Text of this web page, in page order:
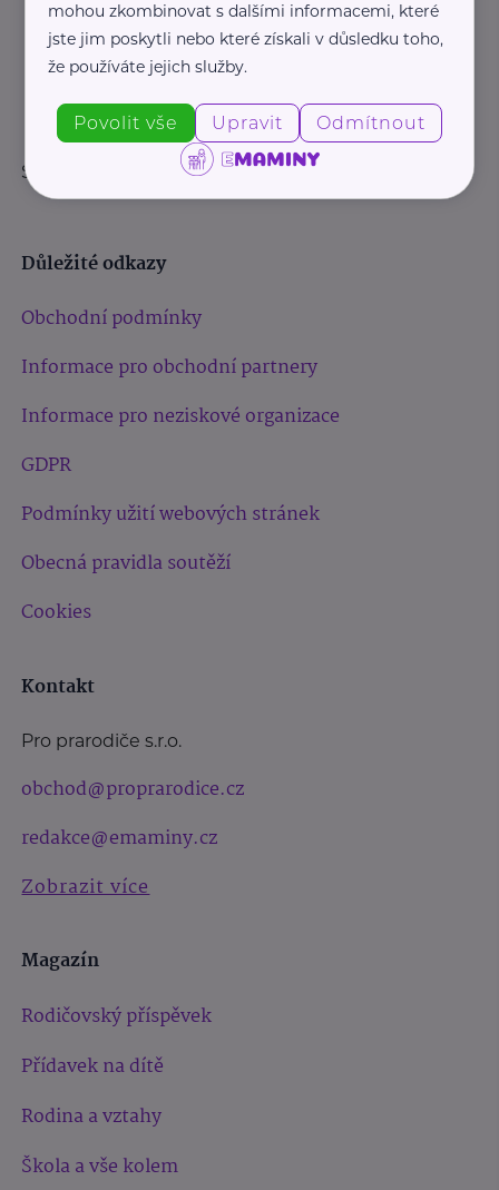
Sledujte nás:
Důležité odkazy
Obchodní podmínky
Informace pro obchodní partnery
Informace pro neziskové organizace
GDPR
Podmínky užití webových stránek
Obecná pravidla soutěží
Cookies
Kontakt
Pro prarodiče s.r.o.
obchod@proprarodice.cz
redakce@emaminy.cz
Zobrazit více
Magazín
Rodičovský příspěvek
Přídavek na dítě
Rodina a vztahy
Škola a vše kolem
mohou zkombinovat s dalšími informacemi, které
jste jim poskytli nebo které získali v důsledku toho,
že používáte jejich služby.
Povolit vše Upravit Odmítnout